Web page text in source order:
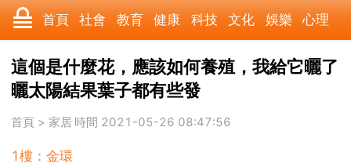
首頁 社會 教育 健康 科技 文化 娛樂 心理
數碼 汽車 美食 遊戲 時尚 家居 財經 旅遊
育兒 科學 職場 歷史 體育
這個是什麼花，應該如何養殖，我給它曬了
曬太陽結果葉子都有些發
首頁 > 家居 時間 2021-05-26 08:47:56
1樓：金環